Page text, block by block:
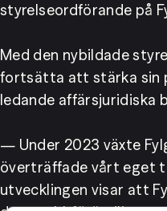
styrelseordförande på
Med den nybildade
fortsätta att stärka sin
ledande affärsjuridiska
— Under 2023 växte
överträffade vårt eget
utvecklingen visar att